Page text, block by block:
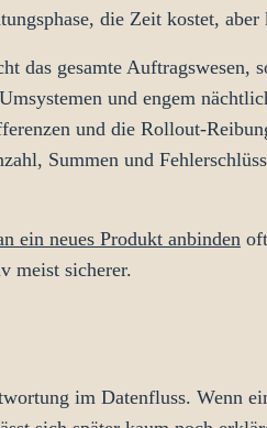
die Zeit kostet, aber
das gesamte Auftragswesen,
und engem
und die Rollout-
Summen und
ein neues Produkt anbinden
meist sicherer.
im Datenfluss. Wenn